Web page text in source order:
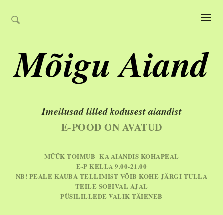
Mõigu Aiand
Imeilusad lilled kodusest aiandist
E-POOD ON AVATUD
MÜÜK TOIMUB KA AIANDIS KOHAPEAL
E-P KELLA 9.00-21.00
NB! PEALE KAUBA TELLIMIST VÕIB KOHE JÄRGI TULLA
TEILE SOBIVAL AJAL
PÜSILILLEDE VALIK TÄIENEB